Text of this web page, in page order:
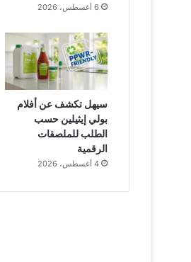
6 أغسطس، 2026
سيهل تكشف عن أفلام
بولي إيثيلين حسب
الطلب للملصقات
الرقمية
4 أغسطس، 2026